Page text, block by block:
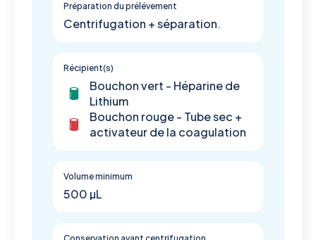
Préparation du prélévement
Centrifugation + séparation.
Récipient(s)
Bouchon vert - Héparine de
Lithium
Bouchon rouge - Tube sec +
activateur de la coagulation
Volume minimum
500 µL